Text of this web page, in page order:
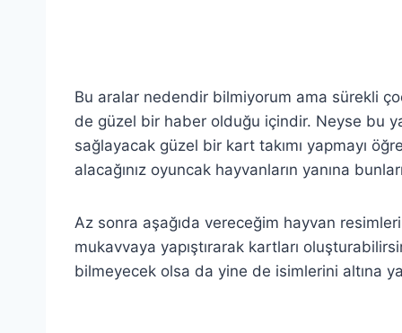
Bu aralar nedendir bilmiyorum ama sürekli
de güzel bir haber olduğu içindir. Neyse bu
sağlayacak güzel bir kart takımı yapmayı
alacağınız oyuncak hayvanların yanına
Az sonra aşağıda vereceğim hayvan
mukavvaya yapıştırarak kartları
bilmeyecek olsa da yine de isimlerini altına